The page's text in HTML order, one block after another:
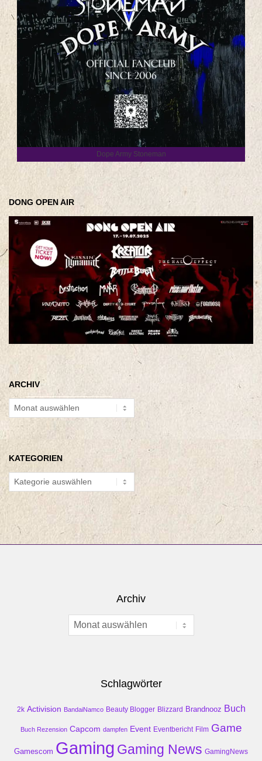
Dope Army Stoneman
DONG OPEN AIR
ARCHIV
Archiv
KATEGORIEN
Kategorien
Archiv
Archiv
Schlagwörter
2k Activision BandaiNamco Beauty Blogger Blizzard Brandnooz Buch
Buch Rezension Capcom dampfen Event Eventbericht Film Game
Gamescom Gaming Gaming News GamingNews